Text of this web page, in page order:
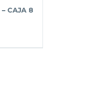
CAJA 8